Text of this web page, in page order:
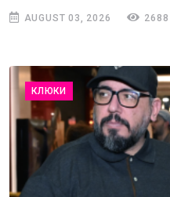
AUGUST 03, 2026 2688
КЛЮКИ